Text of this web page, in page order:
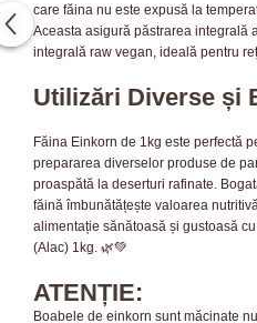
care făina nu este expusă la
Aceasta asigură păstrarea integrală
integrală raw vegan, ideală pentru
Utilizări Diverse și
Făina Einkorn de 1kg este perfectă
prepararea diverselor produse de
proaspătă la deserturi rafinate.
făină îmbunătățește valoarea
alimentație sănătoasă și gustoasă
(Alac) 1kg. 🌿💚
ATENȚIE:
Boabele de einkorn sunt măcinate